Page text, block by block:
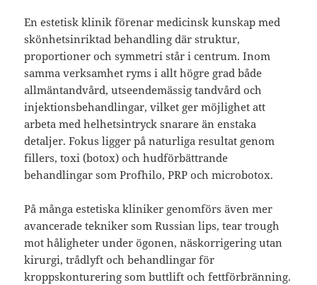
En estetisk klinik förenar medicinsk kunskap med
skönhetsinriktad behandling där struktur,
proportioner och symmetri står i centrum. Inom
samma verksamhet ryms i allt högre grad både
allmäntandvård, utseendemässig tandvård och
injektionsbehandlingar, vilket ger möjlighet att
arbeta med helhetsintryck snarare än enstaka
detaljer. Fokus ligger på naturliga resultat genom
fillers, toxi (botox) och hudförbättrande
behandlingar som Profhilo, PRP och microbotox.
På många estetiska kliniker genomförs även mer
avancerade tekniker som Russian lips, tear trough
mot håligheter under ögonen, näskorrigering utan
kirurgi, trådlyft och behandlingar för
kroppskonturering som buttlift och fettförbränning.